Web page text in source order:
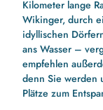
Kilometer lange
Wikinger, durch
idyllischen
ans Wasser –
empfehlen
denn Sie werden
Plätze zum